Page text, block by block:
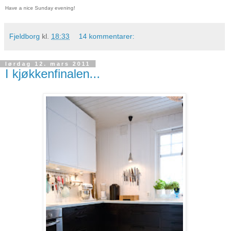
Have a nice Sunday evening!
Fjeldborg kl. 18:33 14 kommentarer:
lørdag 12. mars 2011
I kjøkkenfinalen...